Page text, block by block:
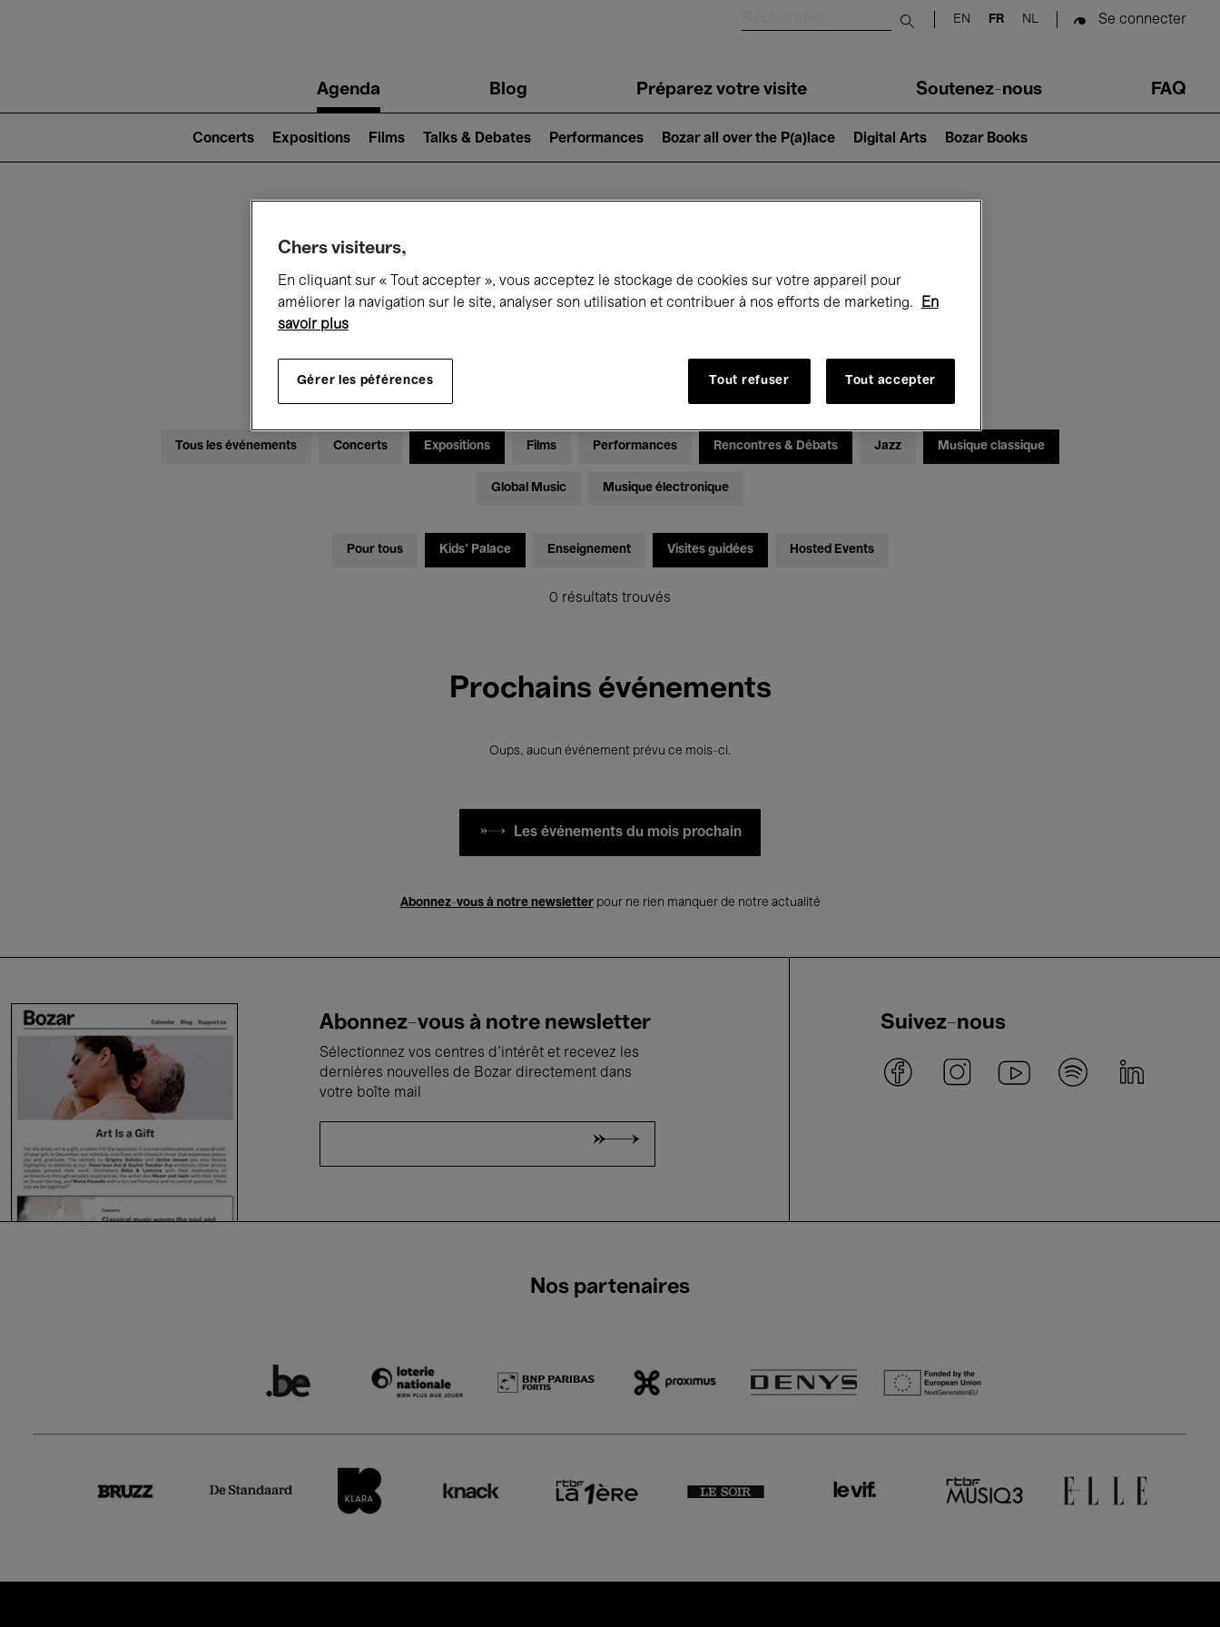
Submit search
EN FR NL Se connecter
navigationAgenda Blog Préparez votre visite Soutenez-nous FAQ
2)
Concerts Expositions Films Talks & Debates Performances Bozar all over the P(a)lace Digital Arts Bozar Books
Ce qui se passe à Bozar
Tous les événements Concerts Expositions Films Performances Rencontres & Débats Jazz Musique classique
Global Music Musique électronique
Pour tous Kids’ Palace Enseignement Visites guidées Hosted Events
0 résultats trouvés
Prochains événements
Oups, aucun événement prévu ce mois-ci.
Les événements du mois prochain
Abonnez-vous à notre newsletterpour ne rien manquer de notre actualité
Abonnez-vous à notre newsletter
Sélectionnez vos centres d'intérêt et recevez les
dernières nouvelles de Bozar directement dans
votre boîte mail
Suivez-nous
Nos partenaires
Chers visiteurs,
En cliquant sur « Tout accepter », vous acceptez le stockage de cookies sur votre appareil pour
améliorer la navigation sur le site, analyser son utilisation et contribuer à nos efforts de marketing.
En
savoir plus
Gérer les péférences Tout refuser Tout accepter